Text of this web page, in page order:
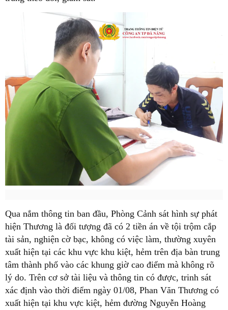
Qua nắm thông tin ban đầu, Phòng Cảnh sát hình sự phát
hiện Thương là đối tượng đã có 2 tiền án về tội trộm cắp
tài sản, nghiện cờ bạc, không có việc làm, thường xuyên
xuất hiện tại các khu vực khu kiệt, hẻm trên địa bàn trung
tâm thành phố vào các khung giờ cao điểm mà không rõ
lý do. Trên cơ sở tài liệu và thông tin có được, trinh sát
xác định vào thời điểm ngày 01/08, Phan Văn Thương có
xuất hiện tại khu vực kiệt, hẻm đường Nguyễn Hoàng